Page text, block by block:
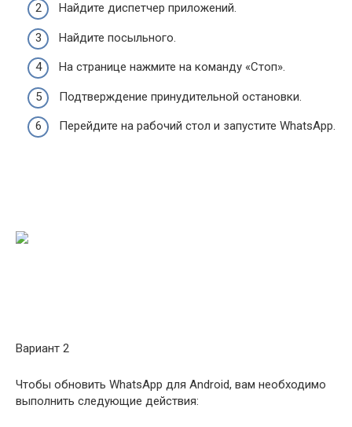
Найдите диспетчер приложений.
Найдите посыльного.
На странице нажмите на команду «Стоп».
Подтверждение принудительной остановки.
Перейдите на рабочий стол и запустите WhatsApp.
Вариант 2
Чтобы обновить WhatsApp для Android, вам необходимо
выполнить следующие действия: